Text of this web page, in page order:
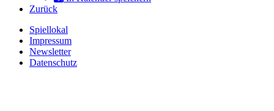
Zurück
Spiellokal
Impressum
Newsletter
Datenschutz